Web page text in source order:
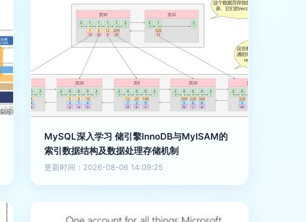
MySQL深入学习 储引擎InnoDB与MyISAM的
索引数据结构及数据处理存储机制
更新时间：2026-08-06 14:09:25